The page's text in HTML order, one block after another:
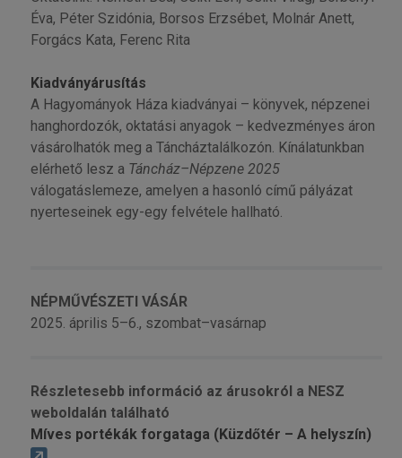
Éva, Péter Szidónia, Borsos Erzsébet, Molnár Anett,
Forgács Kata, Ferenc Rita
Kiadványárusítás
A Hagyományok Háza kiadványai – könyvek, népzenei
hanghordozók, oktatási anyagok – kedvezményes áron
vásárolhatók meg a Táncháztalálkozón. Kínálatunkban
elérhető lesz a Táncház–Népzene 2025
válogatáslemeze, amelyen a hasonló című pályázat
nyerteseinek egy-egy felvétele hallható.
NÉPMŰVÉSZETI VÁSÁR
2025. április 5–6., szombat–vasárnap
Részletesebb információ az árusokról a NESZ
weboldalán található
Míves portékák forgataga (Küzdőtér – A helyszín)